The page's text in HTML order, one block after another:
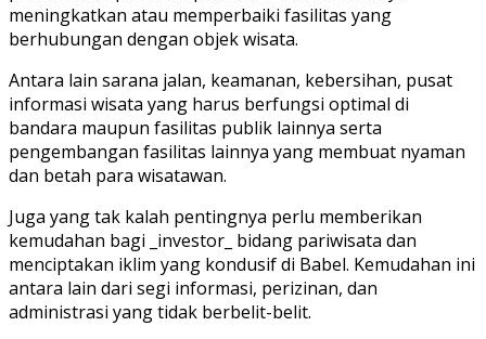
meningkatkan atau memperbaiki fasilitas yang
berhubungan dengan objek wisata.
Antara lain sarana jalan, keamanan, kebersihan, pusat
informasi wisata yang harus berfungsi optimal di
bandara maupun fasilitas publik lainnya serta
pengembangan fasilitas lainnya yang membuat nyaman
dan betah para wisatawan.
Juga yang tak kalah pentingnya perlu memberikan
kemudahan bagi _investor_ bidang pariwisata dan
menciptakan iklim yang kondusif di Babel. Kemudahan ini
antara lain dari segi informasi, perizinan, dan
administrasi yang tidak berbelit-belit.